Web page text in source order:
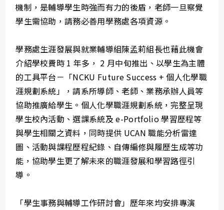
機制，是輔導學生時強而有力的後盾，老師一旦察覺
學生需協助，請務必善用學務處各項資源。
學務處生涯發展與就業輔導組陳孟莉組長也藉此機會
介紹學校費時 1 年多， 2 月中旬推出、以學生為主體
的工具平台－「NCKU Future Success + 個人化學職
涯規劃系統」，請系所導師、老師、業務承辦人員等
協助推廣給學生。個人化學職涯規劃系統，完整呈現
學生校內活動、選課系統及 e-Portfolio 學習歷程等
與學生相關之資料，同時提供 UCAN 職能分析雷達
圖、活動與課程歷程紀錄、自傳編修與履歷生成等功
能，協助學生更了解未來的職涯發展和學習路徑引
導。
「學生事務與輔導工作研討會」歷年來均安排專演